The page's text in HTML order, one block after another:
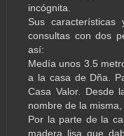
incógnita.
Sus
consultas con dos
así:
Medía unos 3.5
a la casa de Dña.
Casa Valor. Desde
nombre de la
Por la parte de la
madera lisa que